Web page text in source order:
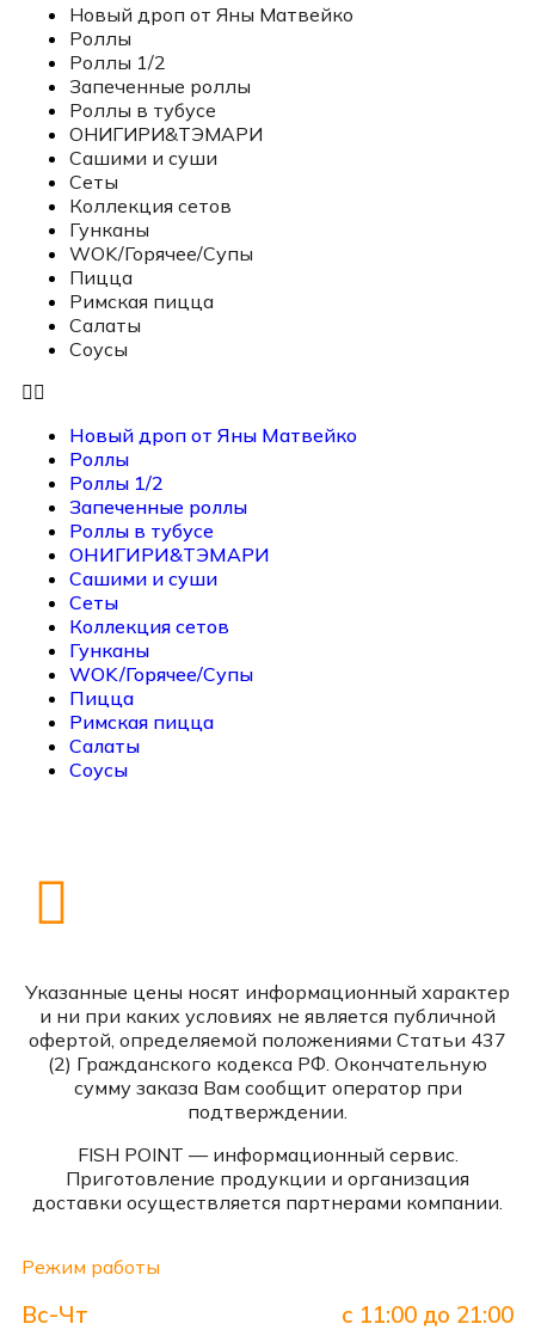
Новый дроп от Яны Матвейко
Роллы
Роллы 1/2
Запеченные роллы
Роллы в тубусе
ОНИГИРИ&ТЭМАРИ
Сашими и суши
Сеты
Коллекция сетов
Гунканы
WOK/Горячее/Супы
Пицца
Римская пицца
Салаты
Соусы
Новый дроп от Яны Матвейко
Роллы
Роллы 1/2
Запеченные роллы
Роллы в тубусе
ОНИГИРИ&ТЭМАРИ
Сашими и суши
Сеты
Коллекция сетов
Гунканы
WOK/Горячее/Супы
Пицца
Римская пицца
Салаты
Соусы
Указанные цены носят информационный характер
и ни при каких условиях не является публичной
офертой, определяемой положениями Статьи 437
(2) Гражданского кодекса РФ. Окончательную
сумму заказа Вам сообщит оператор при
подтверждении.
FISH POINT — информационный сервис.
Приготовление продукции и организация
доставки осуществляется партнерами компании.
Режим работы
Вс-Чт с 11:00 до 21:00